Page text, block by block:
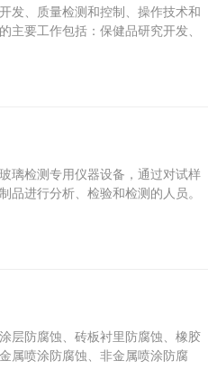
发、质量检测和控制、操作技术和
主要工作包括：保健品研究开发、
璃检测专用仪器设备，通过对试样
品进行分析、检验和检测的人员。
层防腐蚀、砖板衬里防腐蚀、橡胶
属喷涂防腐蚀、非金属喷涂防腐